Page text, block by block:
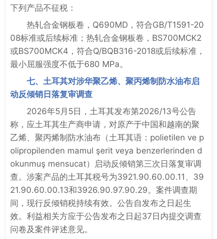
下列产品不征税：
热轧合金钢板卷，Q690MD，符合GB/T1591-20
08标准或后续标准；热轧合金钢板卷，BS700MCK2
或BS700MCK4，符合Q/BQB316-2018或后续标准，
最小屈服强度不低于680 MPa。
七、土耳其对涉华聚乙烯、聚丙烯制防水油布启
动反倾销日落复审调查
2026年5月5日，土耳其发布第2026/13号公告
称，应土耳其生产商申请，对原产于中国和越南的聚
乙烯、聚丙烯制防水油布（土耳其语：polietilen ve p
olipropilenden mamul şerit veya benzerlerinden d
okunmuş mensucat）启动反倾销第三次日落复审调
查。涉案产品的土耳其税号为3921.90.60.00.11、39
21.90.60.00.13和3926.90.97.90.29。案件调查期
间，现行反倾销税持续有效。公告自发布之日起生
效。利益相关方应于公告发布之日起37日内提交调查
问卷及案件评述意见。